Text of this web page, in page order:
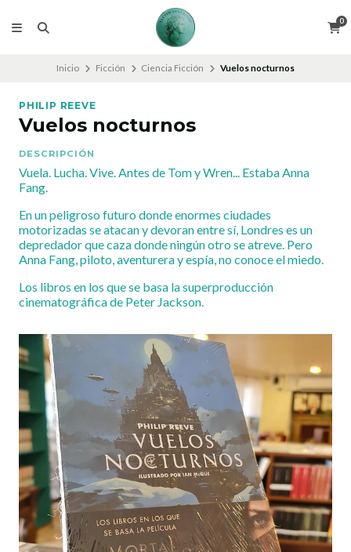
0
Inicio Ficción Ciencia Ficción Vuelos nocturnos
PHILIP REEVE
Vuelos nocturnos
DESCRIPCIÓN
Vuela. Lucha. Vive. Antes de Tom y Wren... Estaba Anna
Fang.
En un peligroso futuro donde enormes ciudades
motorizadas se atacan y devoran entre sí, Londres es un
depredador que caza donde ningún otro se atreve. Pero
Anna Fang, piloto, aventurera y espía, no conoce el miedo.
Los libros en los que se basa la superproducción
cinematográfica de Peter Jackson.